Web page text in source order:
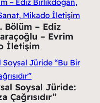
Bölüm – Ediz
– Evrim
İletişim
Soysal Jüride:
Çağrısıdır”